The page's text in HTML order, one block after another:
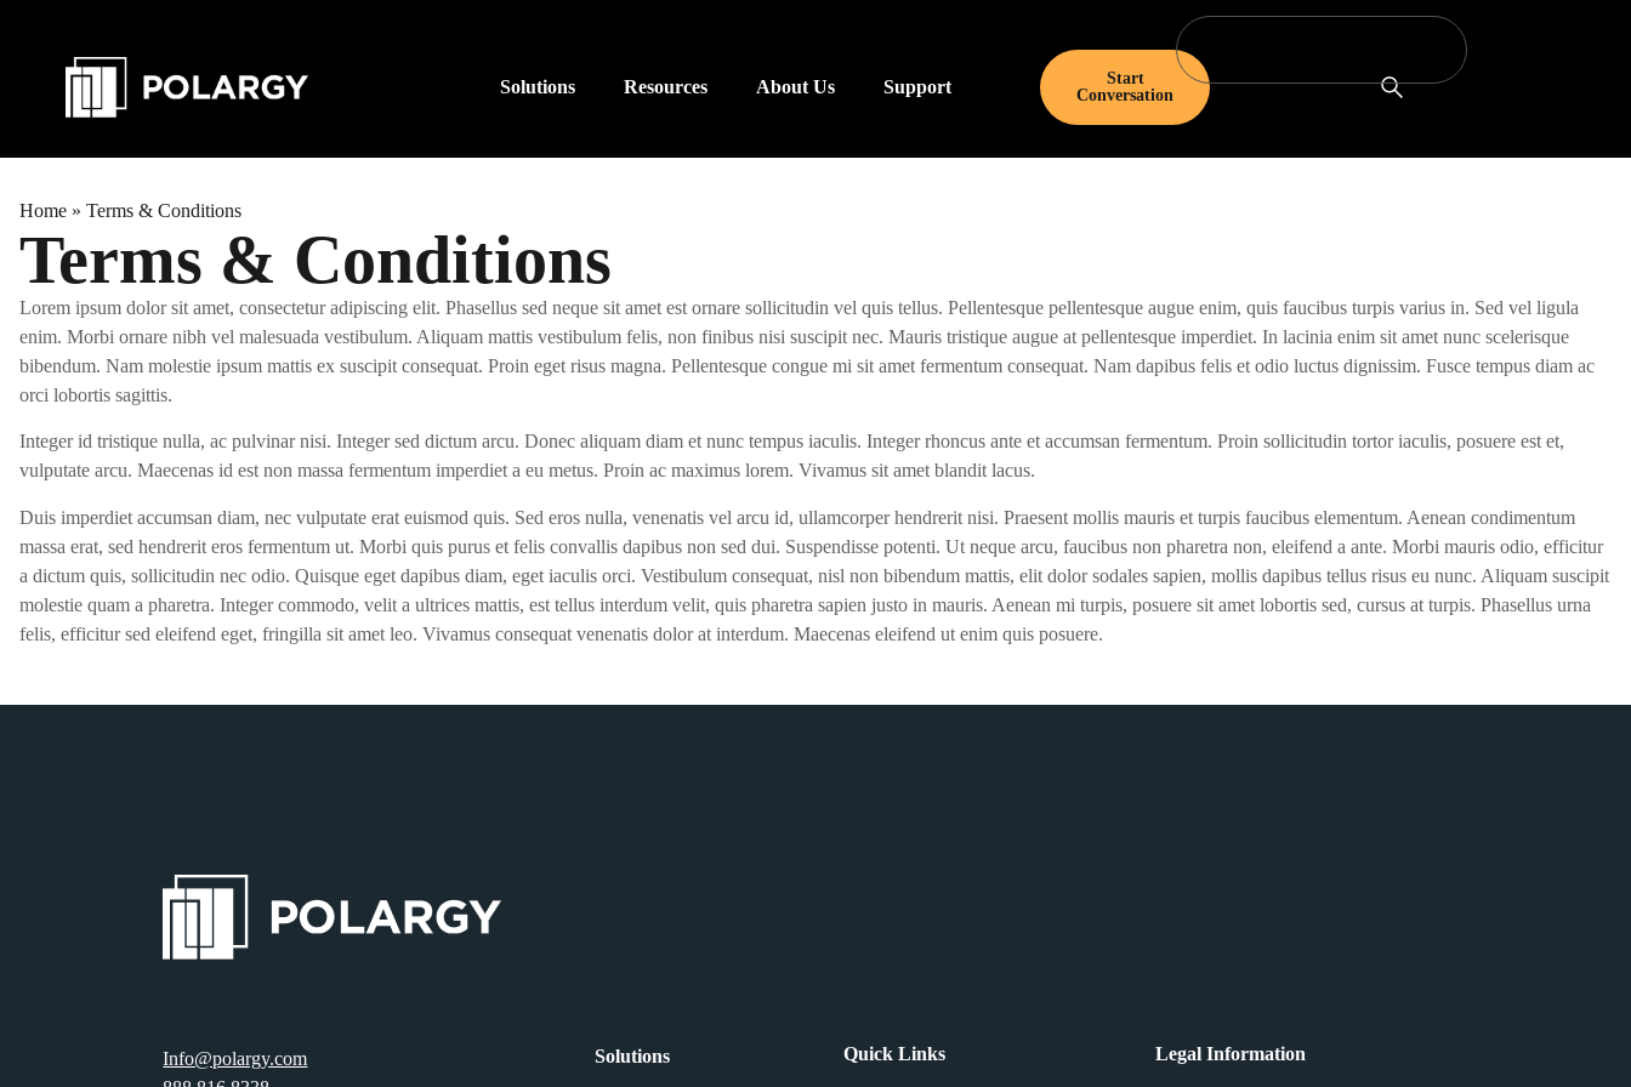
Solutions Resources About Us Support
Start
Conversation
Home » Terms & Conditions
Terms & Conditions
Lorem ipsum dolor sit amet, consectetur adipiscing elit. Phasellus sed neque sit amet est ornare sollicitudin vel quis tellus. Pellentesque pellentesque augue enim, quis faucibus turpis varius in. Sed vel ligula
enim. Morbi ornare nibh vel malesuada vestibulum. Aliquam mattis vestibulum felis, non finibus nisi suscipit nec. Mauris tristique augue at pellentesque imperdiet. In lacinia enim sit amet nunc scelerisque
bibendum. Nam molestie ipsum mattis ex suscipit consequat. Proin eget risus magna. Pellentesque congue mi sit amet fermentum consequat. Nam dapibus felis et odio luctus dignissim. Fusce tempus diam ac
orci lobortis sagittis.
Integer id tristique nulla, ac pulvinar nisi. Integer sed dictum arcu. Donec aliquam diam et nunc tempus iaculis. Integer rhoncus ante et accumsan fermentum. Proin sollicitudin tortor iaculis, posuere est et,
vulputate arcu. Maecenas id est non massa fermentum imperdiet a eu metus. Proin ac maximus lorem. Vivamus sit amet blandit lacus.
Duis imperdiet accumsan diam, nec vulputate erat euismod quis. Sed eros nulla, venenatis vel arcu id, ullamcorper hendrerit nisi. Praesent mollis mauris et turpis faucibus elementum. Aenean condimentum
massa erat, sed hendrerit eros fermentum ut. Morbi quis purus et felis convallis dapibus non sed dui. Suspendisse potenti. Ut neque arcu, faucibus non pharetra non, eleifend a ante. Morbi mauris odio, efficitur
a dictum quis, sollicitudin nec odio. Quisque eget dapibus diam, eget iaculis orci. Vestibulum consequat, nisl non bibendum mattis, elit dolor sodales sapien, mollis dapibus tellus risus eu nunc. Aliquam suscipit
molestie quam a pharetra. Integer commodo, velit a ultrices mattis, est tellus interdum velit, quis pharetra sapien justo in mauris. Aenean mi turpis, posuere sit amet lobortis sed, cursus at turpis. Phasellus urna
felis, efficitur sed eleifend eget, fringilla sit amet leo. Vivamus consequat venenatis dolor at interdum. Maecenas eleifend ut enim quis posuere.
Info@polargy.com
Solutions Quick Links Legal Information